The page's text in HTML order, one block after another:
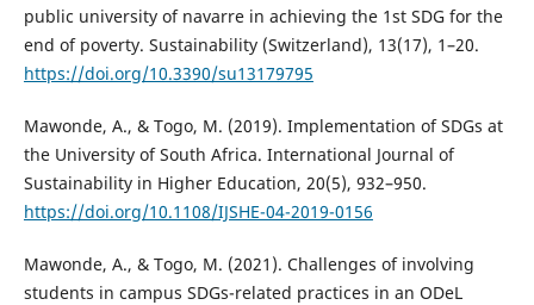
public university of navarre in achieving the 1st SDG for the
end of poverty. Sustainability (Switzerland), 13(17), 1–20.
https://doi.org/10.3390/su13179795
Mawonde, A., & Togo, M. (2019). Implementation of SDGs at
the University of South Africa. International Journal of
Sustainability in Higher Education, 20(5), 932–950.
https://doi.org/10.1108/IJSHE-04-2019-0156
Mawonde, A., & Togo, M. (2021). Challenges of involving
students in campus SDGs-related practices in an ODeL